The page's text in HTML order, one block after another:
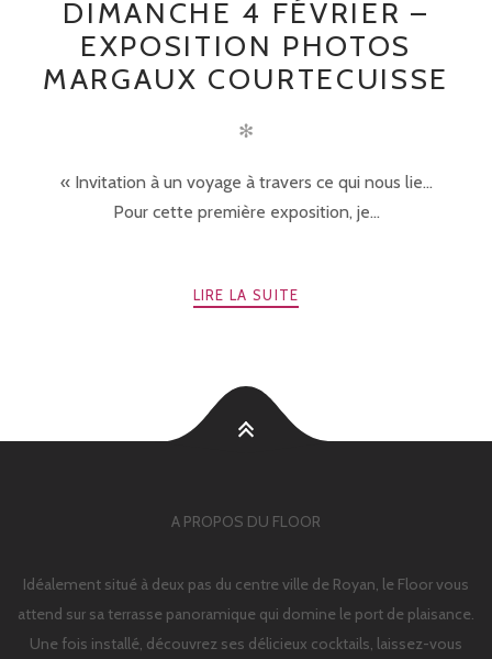
DIMANCHE 4 FÉVRIER –
EXPOSITION PHOTOS
MARGAUX COURTECUISSE
✻
« Invitation à un voyage à travers ce qui nous lie…
Pour cette première exposition, je...
LIRE LA SUITE
A PROPOS DU FLOOR
Idéalement situé à deux pas du centre ville de Royan, le Floor vous
attend sur sa terrasse panoramique qui domine le port de plaisance.
Une fois installé, découvrez ses délicieux cocktails, laissez-vous